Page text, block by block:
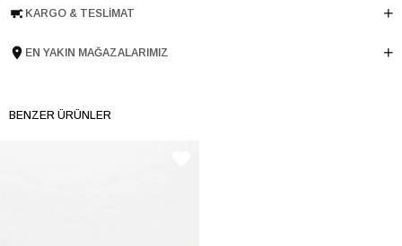
Taban Yüksekliği 2 cm
KARGO & TESLIMAT
EN YAKIN MAĞAZALARIMIZ
BENZER ÜRÜNLER